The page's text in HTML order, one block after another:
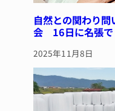
自然との関わり
会 16日に名張で
2025年11月8日